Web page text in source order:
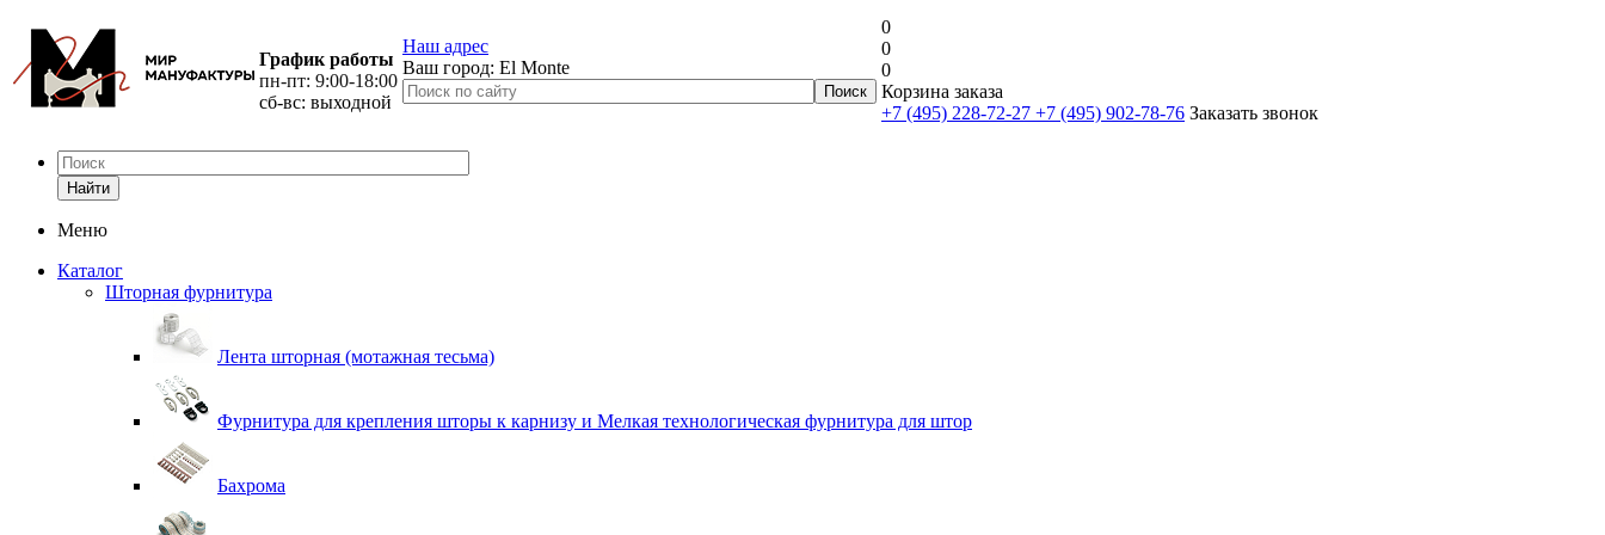
График работы
пн-пт: 9:00-18:00
сб-вс: выходной
Наш адрес
Ваш город: El Monte
0
0
0
Корзина заказа
+7 (495) 228-72-27 +7 (495) 902-78-76 Заказать звонок
Найти
Меню
Каталог
Шторная фурнитура
Лента шторная (мотажная тесьма)
Фурнитура для крепления шторы к карнизу и Мелкая технологическая фурнитура для штор
Бахрома